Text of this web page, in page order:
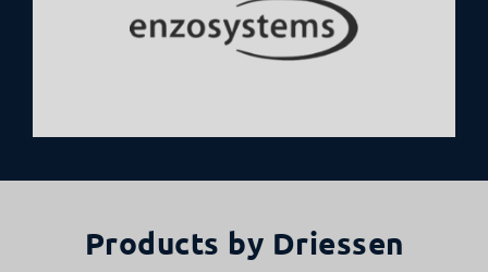
Products by Driessen